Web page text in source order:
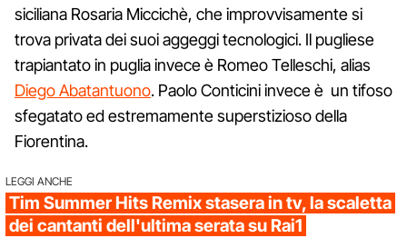
siciliana Rosaria Miccichè, che improvvisamente si
trova privata dei suoi aggeggi tecnologici. Il pugliese
trapiantato in puglia invece è Romeo Telleschi, alias
Diego Abatantuono. Paolo Conticini invece è un tifoso
sfegatato ed estremamente superstizioso della
Fiorentina.
LEGGI ANCHE
Tim Summer Hits Remix stasera in tv, la scaletta
dei cantanti dell'ultima serata su Rai1